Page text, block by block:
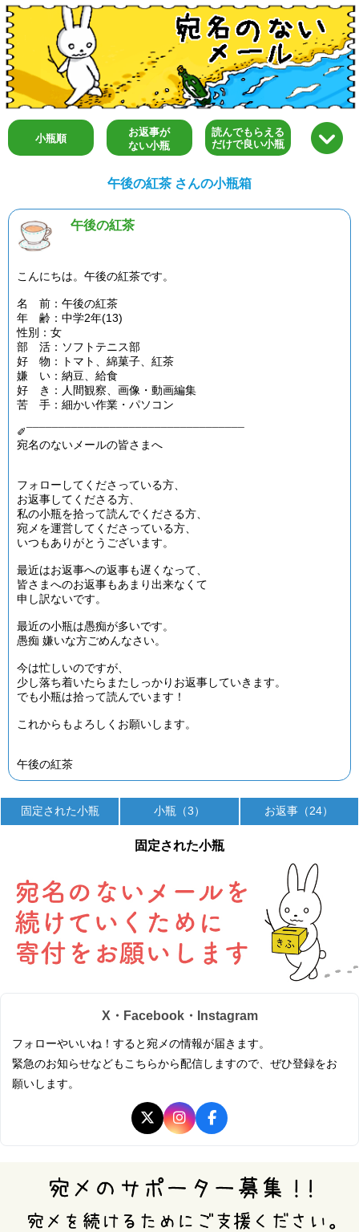
小瓶順
お返事が
ない小瓶
読んでもらえる
だけで良い小瓶
午後の紅茶 さんの小瓶箱
午後の紅茶
こんにちは。午後の紅茶です。
名 前：午後の紅茶
年 齢：中学2年(13)
性別：女
部 活：ソフトテニス部
好 物：トマト、綿菓子、紅茶
嫌 い：納豆、給食
好 き：人間観察、画像・動画編集
苦 手：細かい作業・パソコン
✐­­¯¯¯¯¯¯¯­­¯¯¯¯¯¯¯­­¯¯¯¯¯¯¯¯¯¯¯¯¯¯¯¯¯­­¯¯¯
宛名のないメールの皆さまへ
フォローしてくださっている方、
お返事してくださる方、
私の小瓶を拾って読んでくださる方、
宛メを運営してくださっている方、
いつもありがとうございます。
最近はお返事への返事も遅くなって、
皆さまへのお返事もあまり出来なくて
申し訳ないです。
最近の小瓶は愚痴が多いです。
愚痴 嫌いな方ごめんなさい。
今は忙しいのですが、
少し落ち着いたらまたしっかりお返事していきます。
でも小瓶は拾って読んでいます！
これからもよろしくお願いします。
午後の紅茶
固定された小瓶 小瓶（3） お返事（24）
固定された小瓶
X・Facebook・Instagram
フォローやいいね！すると宛メの情報が届きます。
緊急のお知らせなどもこちらから配信しますので、ぜひ登録をお
願いします。